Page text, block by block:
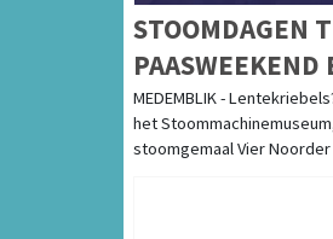
STOOMDAGEN
MEDEMBLIK -
het
stoomgemaal Vier